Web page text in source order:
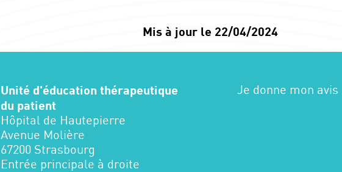
Mis à jour le 22/04/2024
Unité d'éducation thérapeutique
du patient
Hôpital de Hautepierre
Avenue Molière
67200 Strasbourg
Entrée principale à droite
Je donne mon avis